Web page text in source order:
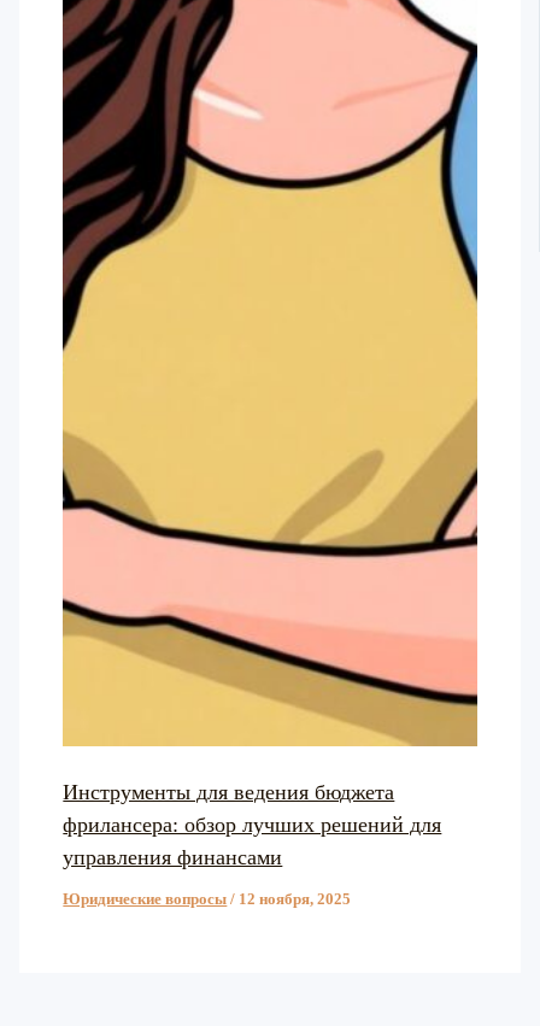
Инструменты для ведения бюджета
фрилансера: обзор лучших решений для
управления финансами
Юридические вопросы / 12 ноября, 2025